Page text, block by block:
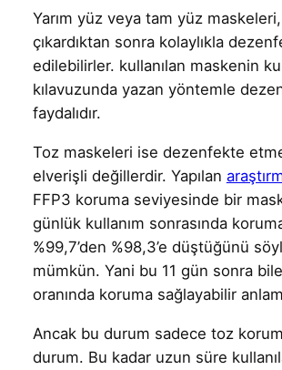
Yarım yüz veya tam yüz
çıkardıktan sonra kolaylıkla
edilebilirler. kullanılan maskenin
kılavuzunda yazan yöntemle
faydalıdır.
Toz maskeleri ise dezenfekte
elverişli değillerdir. Yapılan
FFP3 koruma seviyesinde bir
günlük kullanım sonrasında
%99,7’den %98,3’e düştüğünü
mümkün. Yani bu 11 gün sonra
oranında koruma sağlayabilir
Ancak bu durum sadece toz
durum. Bu kadar uzun süre